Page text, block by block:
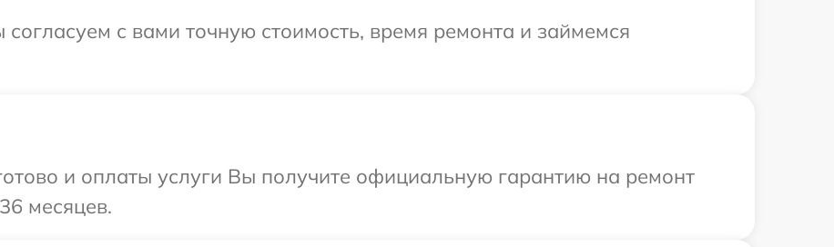
с вами точную стоимость, время ремонта и займемся
и оплаты услуги Вы получите официальную гарантию на ремонт
месяцев.